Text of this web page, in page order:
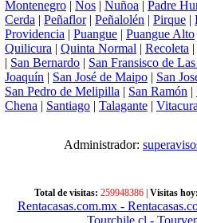
Montenegro | Nos | Ñuñoa | Padre
Cerda | Peñaflor| Peñalolén | Pirque |
Providencia | Puangue | Puangue Alto
Quilicura | Quinta Normal | Recoleta |
| San Bernardo | San Fransisco de
Joaquín | San José de Maipo | San
San Pedro de Melipilla | San Ramón |
Chena | Santiago | Talagante | Vitacura
Administrador:
Total de visitas: 259948386| Visitas hoy:
Rentacasas.com.mx-
Tourchile.cl -